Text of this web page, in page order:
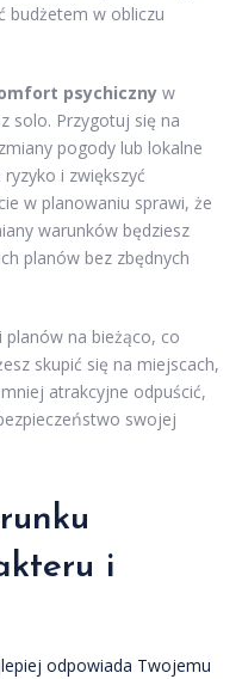
budżetem w obliczu
psychiczny w
solo. Przygotuj się na
pogody lub lokalne
i zwiększyć
w planowaniu sprawi, że
warunków będziesz
planów bez zbędnych
na bieżąco, co
skupić się na miejscach,
atrakcyjne odpuścić,
swojej
i
odpowiada Twojemu